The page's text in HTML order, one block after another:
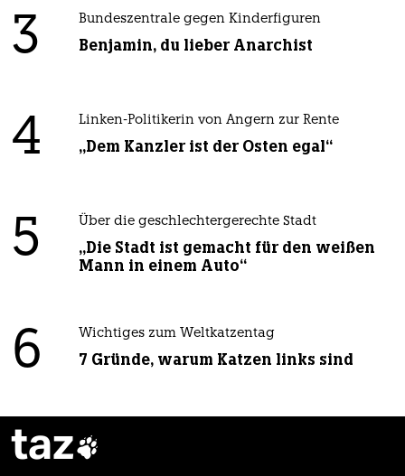
3 Bundeszentrale gegen Kinderfiguren
Benjamin, du lieber Anarchist
4 Linken-Politikerin von Angern zur Rente
„Dem Kanzler ist der Osten egal“
5 Über die geschlechtergerechte Stadt
„Die Stadt ist gemacht für den weißen
Mann in einem Auto“
6 Wichtiges zum Weltkatzentag
7 Gründe, warum Katzen links sind
taz